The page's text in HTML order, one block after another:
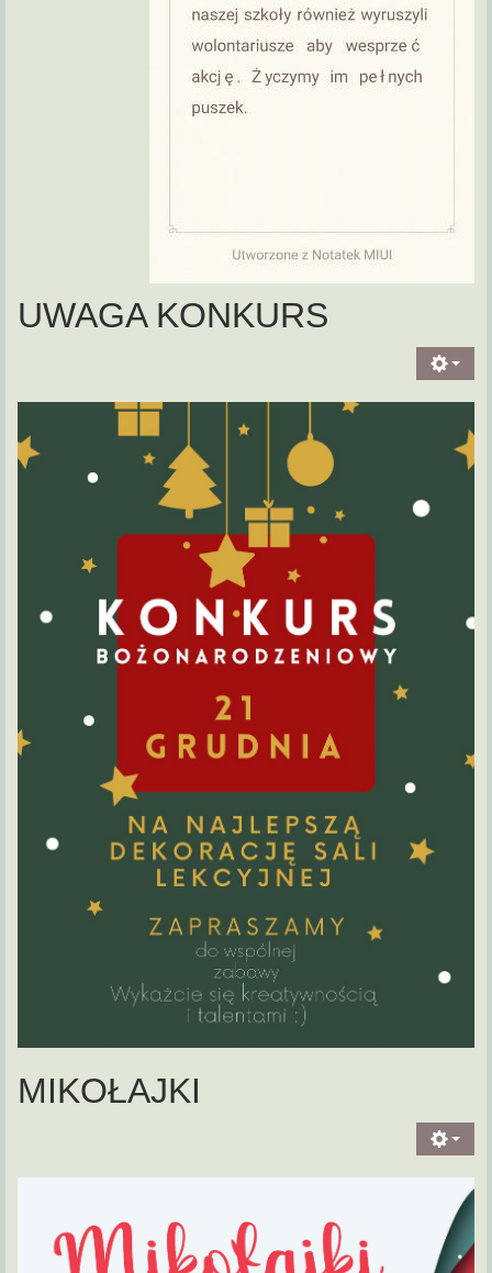
UWAGA KONKURS
MIKOŁAJKI